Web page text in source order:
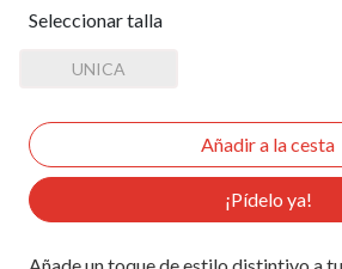
Seleccionar talla
UNICA
¡Pídelo ya!
Añade un toque de estilo distintivo a